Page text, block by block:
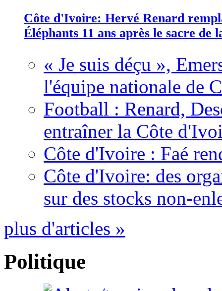
Côte d'Ivoire: Hervé Renard
Éléphants 11 ans après le sacre de
« Je suis déçu »,
l'équipe nationale de
Football : Renard,
entraîner la Côte
Côte d'Ivoire : Faé
Côte d'Ivoire: des
sur des stocks non-
plus d'articles »
Politique